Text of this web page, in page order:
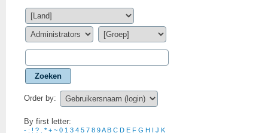
Zoeken
Order by:
By first letter:
- : ! ? * + ~ 0 1 3 4 5 7 8 9A B C D E F G H J K